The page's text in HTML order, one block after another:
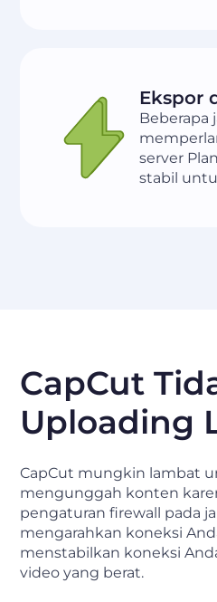
Ekspor
Beberapa
server
stabil
CapCut
Uploading
CapCut mungkin lambat
mengunggah konten
pengaturan firewall pada
mengarahkan koneksi
menstabilkan koneksi
video yang berat.